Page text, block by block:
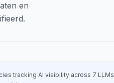
en
tracking AI visibility across 7 LLMs